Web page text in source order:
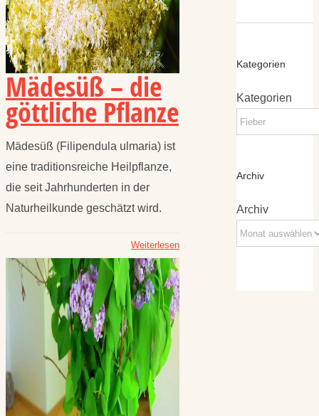
Mädesüß – die
göttliche Pflanze
Mädesüß (Filipendula ulmaria) ist
eine traditionsreiche Heilpflanze,
die seit Jahrhunderten in der
Naturheilkunde geschätzt wird.
Weiterlesen
Kategorien
Kategorien
Archiv
Archiv